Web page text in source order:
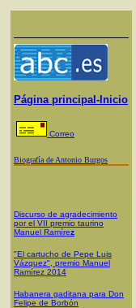
Página principal-Inicio
Correo
Biografía de Antonio Burgos
Discurso de agradecimiento
por el VII premio taurino
Manuel Ramírez
"El cartucho de Pepe Luis
Vázquez", premio Manuel
Ramírez 2014
Habanera gaditana para Don
Felipe de Borbón